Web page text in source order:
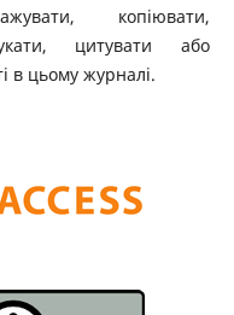
копіювати,
цитувати або
в цьому журналі.